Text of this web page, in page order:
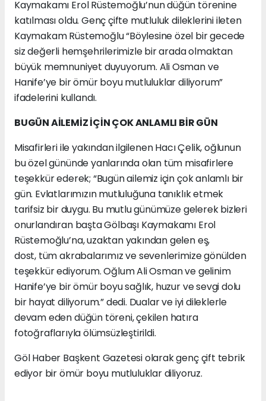
Kaymakamı Erol Rüstemoğlu’nun düğün törenine
katılması oldu. Genç çifte mutluluk dileklerini ileten
Kaymakam Rüstemoğlu “Böylesine özel bir gecede
siz değerli hemşehrilerimizle bir arada olmaktan
büyük memnuniyet duyuyorum. Ali Osman ve
Hanife’ye bir ömür boyu mutluluklar diliyorum”
ifadelerini kullandı.
BUGÜN AİLEMİZ İÇİN ÇOK ANLAMLI BİR GÜN
Misafirleri ile yakından ilgilenen Hacı Çelik, oğlunun
bu özel gününde yanlarında olan tüm misafirlere
teşekkür ederek; “Bugün ailemiz için çok anlamlı bir
gün. Evlatlarımızın mutluluğuna tanıklık etmek
tarifsiz bir duygu. Bu mutlu günümüze gelerek bizleri
onurlandıran başta Gölbaşı Kaymakamı Erol
Rüstemoğlu’na, uzaktan yakından gelen eş,
dost, tüm akrabalarımız ve sevenlerimize gönülden
teşekkür ediyorum. Oğlum Ali Osman ve gelinim
Hanife’ye bir ömür boyu sağlık, huzur ve sevgi dolu
bir hayat diliyorum.” dedi. Dualar ve iyi dileklerle
devam eden düğün töreni, çekilen hatıra
fotoğraflarıyla ölümsüzleştirildi.
Göl Haber Başkent Gazetesi olarak genç çift tebrik
ediyor bir ömür boyu mutluluklar diliyoruz.